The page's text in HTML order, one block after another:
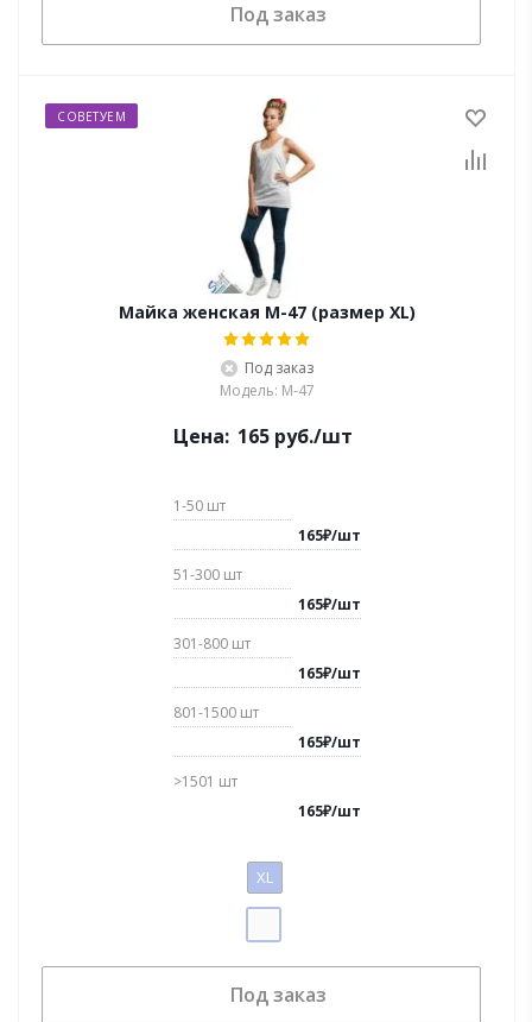
Под заказ
СОВЕТУЕМ
Майка женская M-47 (размер XL)
Под заказ
Модель: M-47
Цена: 165 руб./шт
1-50 шт
165₽/шт
51-300 шт
165₽/шт
301-800 шт
165₽/шт
801-1500 шт
165₽/шт
>1501 шт
165₽/шт
XL
Под заказ